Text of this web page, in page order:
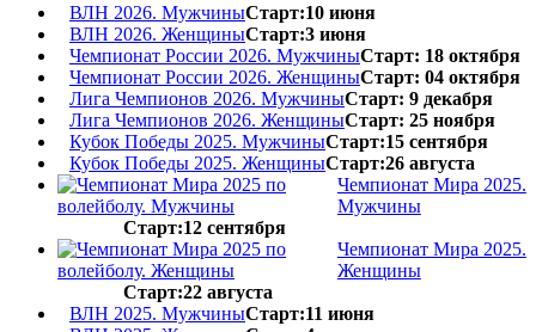
ВЛН 2026. МужчиныСтарт:10 июня
ВЛН 2026. ЖенщиныСтарт:3 июня
Чемпионат России 2026. МужчиныСтарт: 18 октября
Чемпионат России 2026. ЖенщиныСтарт: 04 октября
Лига Чемпионов 2026. МужчиныСтарт: 9 декабря
Лига Чемпионов 2026. ЖенщиныСтарт: 25 ноября
Кубок Победы 2025. МужчиныСтарт:15 сентября
Кубок Победы 2025. ЖенщиныСтарт:26 августа
Чемпионат Мира 2025.
Мужчины
Старт:12 сентября
Чемпионат Мира 2025.
Женщины
Старт:22 августа
ВЛН 2025. МужчиныСтарт:11 июня